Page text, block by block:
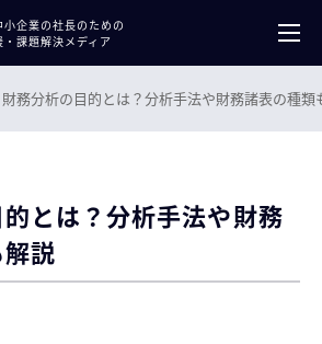
小企業の社長のための
・課題解決メディア
財務分析の目的とは？分析手法や財務諸表の種類
とは？分析手法や財務
説